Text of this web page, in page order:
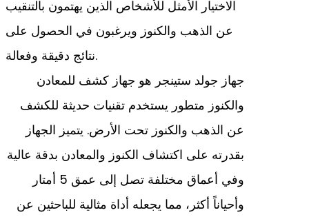
الاختيار الأمثل للأشخاص الذين يهتمون بالتنقيب
عن الذهب والكنوز ويرغبون في الحصول على
نتائج دقيقة وفعالة.
جهاز جولد ستينجر هو جهاز كشف للمعادن
والكنوز متطور يستخدم تقنيات حديثة للكشف
عن الذهب والكنوز تحت الأرض. يتميز الجهاز
بقدرته على اكتشاف الكنوز والمعادن بدقة عالية
وفي أعماق مختلفة تصل إلى عمق 5 أمتار
وأحياناً أكثر، مما يجعله أداة مثالية للباحثين عن